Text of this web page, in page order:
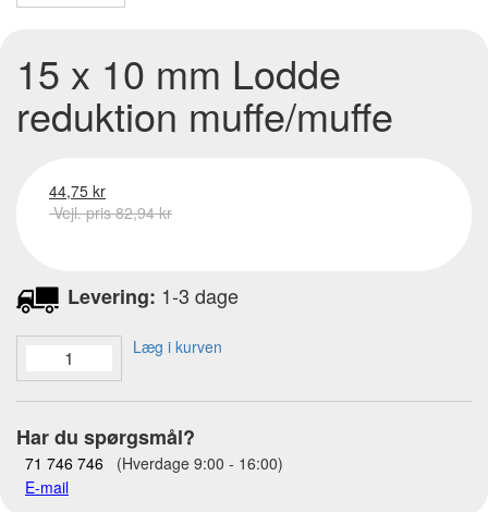
15 x 10 mm Lodde
reduktion muffe/muffe
44,75 kr
Vejl. pris 82,94 kr
Levering: 1-3 dage
Læg i kurven
Har du spørgsmål?
71 746 746 (Hverdage 9:00 - 16:00)
E-mail